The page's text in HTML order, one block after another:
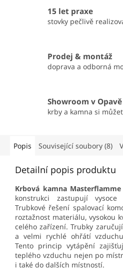
15 let praxe
stovky pečlivě
Prodej & montáž
doprava a odborná
Showroom v Opavě
krby a kamna si
Popis Související soubory (8)
Detailní popis produktu
Krbová kamna Masterflamme
konstrukci zastupují
Trubkové řešení spalovací
roztažnost materiálu, vysokou
celého zařízení. Trubky
a velmi rychlé ohřátí
Tento princip vytápění
teplého vzduchu nejen po
i také do dalších místností.